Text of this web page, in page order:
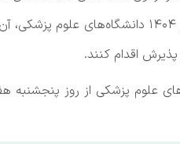
به گزارش ایسنا، با توجه به اعلام نتایج مرحله
اقدام کنند.
نام مرحله تکمیل ظرفیت آزمون استخدامی ۱۴۰۴